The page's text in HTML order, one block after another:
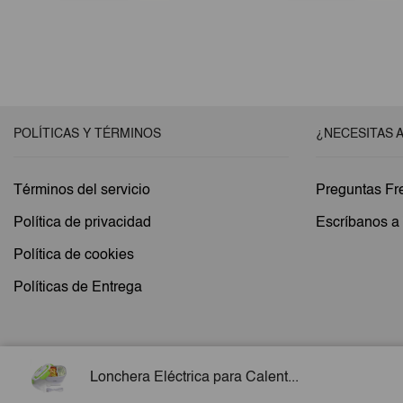
POLÍTICAS Y TÉRMINOS
Términos del servicio
Política de privacidad
Política de cookies
Políticas de Entrega
¿NECESITAS
Preguntas
Escríbanos
Copyright © 2026 Esencial Pack. Todos los derechos reservados
Lonchera Eléctrica para Calent...